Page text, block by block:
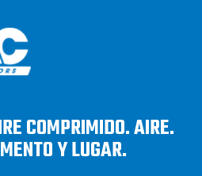
COMPRIMIDO. AIRE.
Y LUGAR.